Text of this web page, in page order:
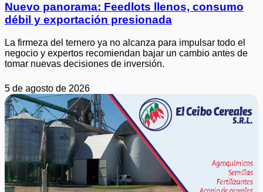
Nuevo panorama: Feedlots llenos, consumo
débil y exportación presionada
La firmeza del ternero ya no alcanza para impulsar todo el
negocio y expertos recomiendan bajar un cambio antes de
tomar nuevas decisiones de inversión.
5 de agosto de 2026